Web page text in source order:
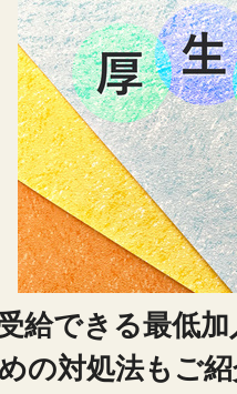
給できる最低
の対処法もご